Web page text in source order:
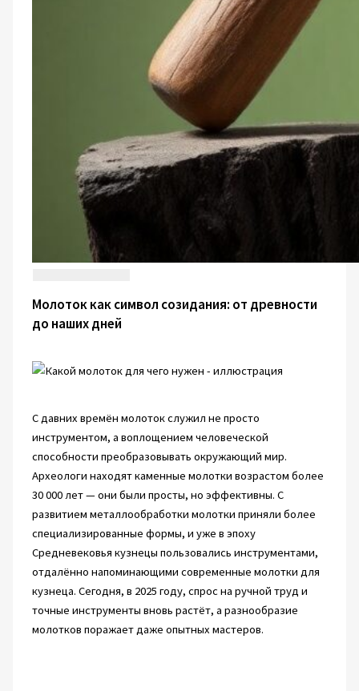
Молоток как символ созидания: от древности
до наших дней
С давних времён молоток служил не просто
инструментом, а воплощением человеческой
способности преобразовывать окружающий мир.
Археологи находят каменные молотки возрастом более
30 000 лет — они были просты, но эффективны. С
развитием металлообработки молотки приняли более
специализированные формы, и уже в эпоху
Средневековья кузнецы пользовались инструментами,
отдалённо напоминающими современные молотки для
кузнеца. Сегодня, в 2025 году, спрос на ручной труд и
точные инструменты вновь растёт, а разнообразие
молотков поражает даже опытных мастеров.